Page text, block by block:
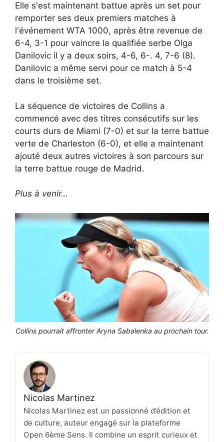
Elle s'est maintenant battue après un set pour
remporter ses deux premiers matches à
l'événement WTA 1000, après être revenue de
6-4, 3-1 pour vaincre la qualifiée serbe Olga
Danilovic il y a deux soirs, 4-6, 6-. 4, 7-6 (8).
Danilovic a même servi pour ce match à 5-4
dans le troisième set.
La séquence de victoires de Collins a
commencé avec des titres consécutifs sur les
courts durs de Miami (7-0) et sur la terre battue
verte de Charleston (6-0), et elle a maintenant
ajouté deux autres victoires à son parcours sur
la terre battue rouge de Madrid.
Plus à venir…
Collins pourrait affronter Aryna Sabalenka au prochain tour.
Nicolas Martinez
Nicolas Martinez est un passionné d’édition et
de culture, auteur engagé sur la plateforme
Open 6ème Sens. Il combine un esprit curieux et